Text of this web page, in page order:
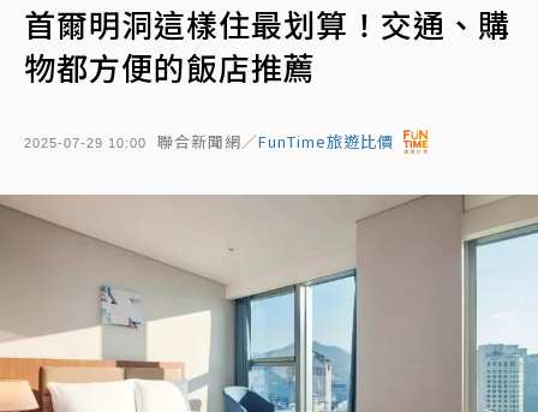
首爾明洞這樣住最划算！交通、購
物都方便的飯店推薦
2025-07-29 10:00 聯合新聞網／FunTime旅遊比價